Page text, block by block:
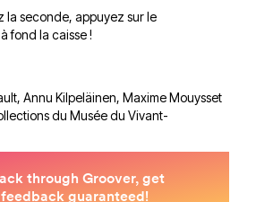
la seconde, appuyez sur le
fond la caisse !
Annu Kilpeläinen, Maxime Mouysset
du Musée du Vivant-